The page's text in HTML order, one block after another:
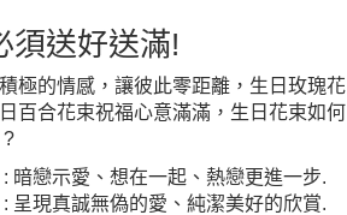
須送好送滿!
極的情感，讓彼此零距離，生日玫瑰花
百合花束祝福心意滿滿，生日花束如何
?
: 暗戀示愛、想在一起、熱戀更進一步.
: 呈現真誠無偽的愛、純潔美好的欣賞.